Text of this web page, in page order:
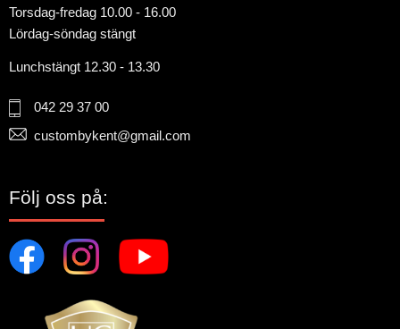
Torsdag-fredag 10.00 - 16.00
Lördag-söndag stängt
Lunchstängt 12.30 - 13.30
042 29 37 00
custombykent@gmail.com
Följ oss på: